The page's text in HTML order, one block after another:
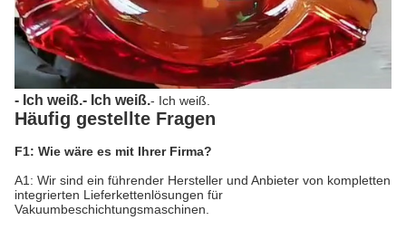
- Ich weiß.- Ich weiß.- Ich weiß.
Häufig gestellte Fragen
F1: Wie wäre es mit Ihrer Firma?
A1: Wir sind ein führender Hersteller und Anbieter von kompletten
integrierten Lieferkettenlösungen für
Vakuumbeschichtungsmaschinen.